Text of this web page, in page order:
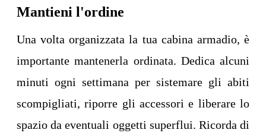
Mantieni l'ordine
Una volta organizzata la tua cabina armadio, è
importante mantenerla ordinata. Dedica alcuni
minuti ogni settimana per sistemare gli abiti
scompigliati, riporre gli accessori e liberare lo
spazio da eventuali oggetti superflui. Ricorda di